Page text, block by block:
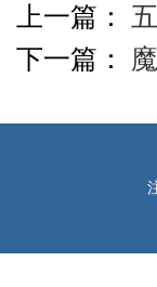
上一篇：
下一篇：